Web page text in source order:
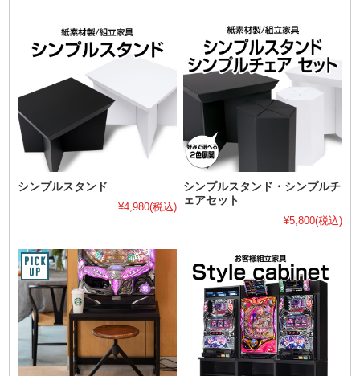
シンプルスタンド
¥4,980(税込)
シンプルスタンド・シンプルチ
ェアセット
¥5,800(税込)